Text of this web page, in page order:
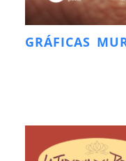
GRÁFICAS